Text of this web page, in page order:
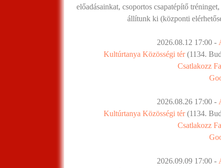
előadásainkat, csoportos csapatépítő
állítunk ki (központi
2026.08.12 17:00 -
Kultúrtanya Közösségi tér(1134.
Csatlakozz
2026.08.26 17:00 -
Kultúrtanya Közösségi tér(1134.
Csatlakozz
2026.09.09 17:00 -